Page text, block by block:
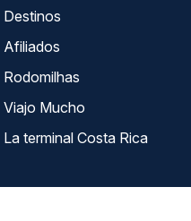
Destinos
Afiliados
Rodomilhas
Viajo Mucho
La terminal Costa Rica